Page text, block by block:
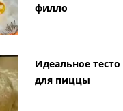
филло
Идеальное тесто
для пиццы